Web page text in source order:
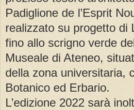
Padiglione de l’Esprit
realizzato su progetto di
fino allo scrigno verde
Museale di Ateneo,
della zona universitaria,
Botanico ed Erbario.
L’edizione 2022 sarà